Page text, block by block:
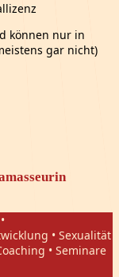
können nur in
gar nicht)
• Sexualität
• Seminare